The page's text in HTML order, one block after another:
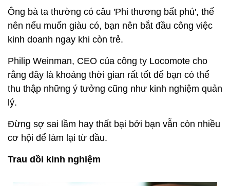
Ông bà ta thường có câu 'Phi thương bất phú', thế
nên nếu muốn giàu có, bạn nên bắt đầu công việc
kinh doanh ngay khi còn trẻ.
Philip Weinman, CEO của công ty Locomote cho
rằng đây là khoảng thời gian rất tốt để bạn có thể
thu thập những ý tưởng cũng như kinh nghiệm quản
lý.
Đừng sợ sai lầm hay thất bại bởi bạn vẫn còn nhiều
cơ hội để làm lại từ đầu.
Trau dồi kinh nghiệm